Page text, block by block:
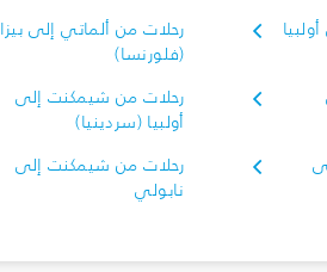
رحلات من ألماتي إلى بيزا
(فلورنسا)
رحلات من شيمكنت إلى
أولبيا (سردينيا)
رحلات من شيمكنت إلى
نابولي